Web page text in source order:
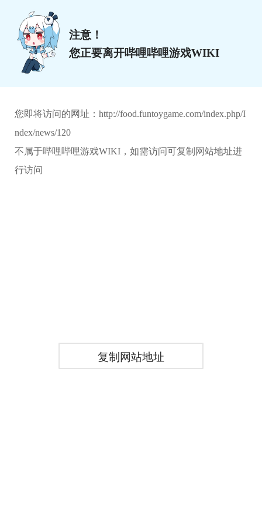
注意！
您正要离开哔哩哔哩游戏WIKI
您即将访问的网址： http://food.funtoygame.com/index.php/I
ndex/news/120
不属于哔哩哔哩游戏WIKI，如需访问可复制网站地址进
行访问
复制网站地址